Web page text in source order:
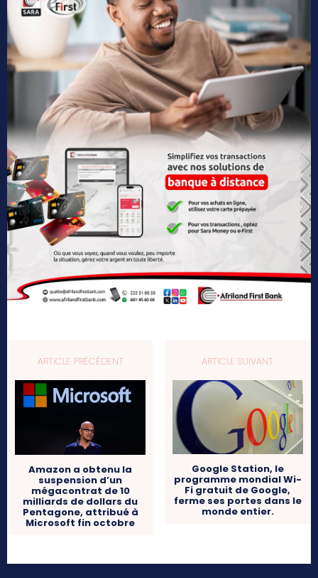
ARTICLE PRÉCÉDENT
Amazon a obtenu la
suspension d’un
mégacontrat de 10
milliards de dollars du
Pentagone, attribué à
Microsoft fin octobre
ARTICLE SUIVANT
Google Station, le
programme mondial Wi-
Fi gratuit de Google,
ferme ses portes dans le
monde entier.